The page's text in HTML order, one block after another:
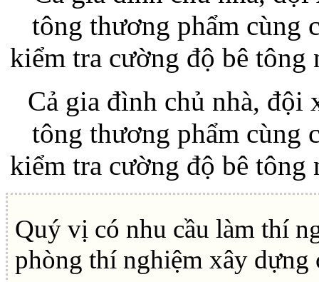
Cả gia đình chủ nhà, đội
tông thương phẩm cùng
kiểm tra cường độ bê
Quý vị có nhu cầu làm thí
phòng thí nghiệm xây